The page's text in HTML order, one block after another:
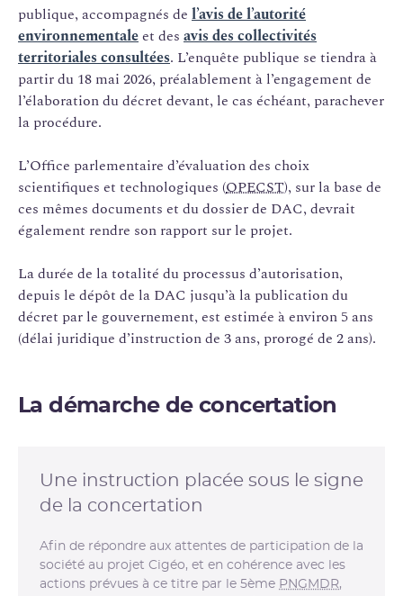
publique, accompagnés de l’avis de l’autorité
environnementaleet des avis des collectivités
territoriales consultées. L’enquête publique se tiendra à
partir du 18 mai 2026, préalablement à l’engagement de
l’élaboration du décret devant, le cas échéant, parachever
la procédure.
L’Office parlementaire d’évaluation des choix
scientifiques et technologiques (OPECST), sur la base de
ces mêmes documents et du dossier de DAC, devrait
également rendre son rapport sur le projet.
La durée de la totalité du processus d’autorisation,
depuis le dépôt de la DAC jusqu’à la publication du
décret par le gouvernement, est estimée à environ 5 ans
(délai juridique d’instruction de 3 ans, prorogé de 2 ans).
La démarche de concertation
Une instruction placée sous le signe
de la concertation
Afin de répondre aux attentes de participation de la
société au projet Cigéo, et en cohérence avec les
actions prévues à ce titre par le 5ème PNGMDR,